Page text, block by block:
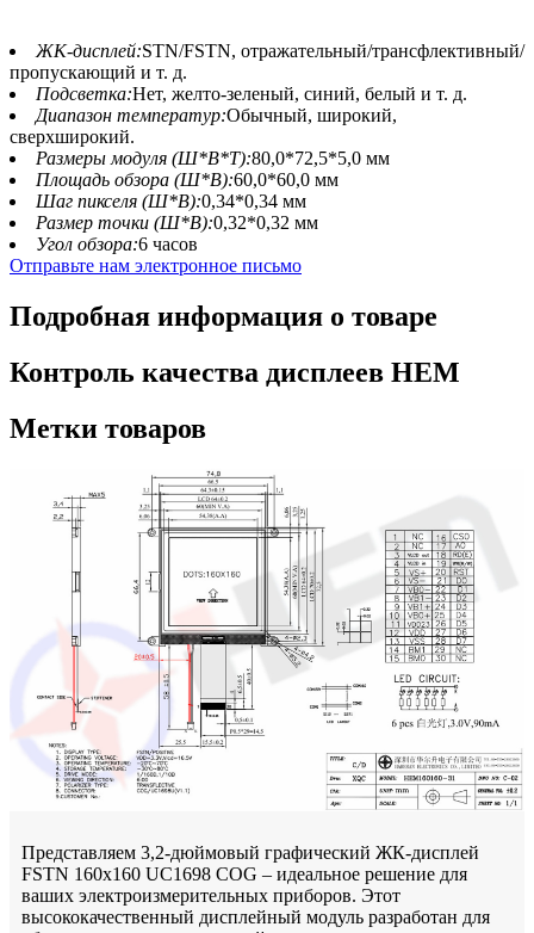
ЖК-дисплей:STN/FSTN, отражательный/трансфлективный/
пропускающий и т. д.
Подсветка:Нет, желто-зеленый, синий, белый и т. д.
Диапазон температур:Обычный, широкий,
сверхширокий.
Размеры модуля (Ш*В*Т):80,0*72,5*5,0 мм
Площадь обзора (Ш*В):60,0*60,0 мм
Шаг пикселя (Ш*В):0,34*0,34 мм
Размер точки (Ш*В):0,32*0,32 мм
Угол обзора:6 часов
Отправьте нам электронное письмо
Подробная информация о товаре
Контроль качества дисплеев HEM
Метки товаров
Представляем 3,2-дюймовый графический ЖК-дисплей
FSTN 160x160 UC1698 COG – идеальное решение для
ваших электроизмерительных приборов. Этот
высококачественный дисплейный модуль разработан для